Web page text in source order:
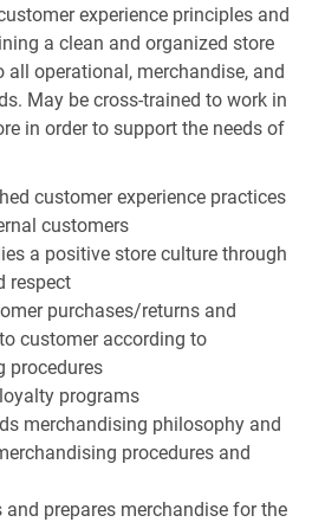
experience principles and
a clean and organized store
all operational, merchandise, and
May be cross-trained to work in
in order to support the needs of
customer experience practices
customers
a positive store culture through
respect
purchases/returns and
customer according to
procedures
programs
merchandising philosophy and
procedures and
and prepares merchandise for the